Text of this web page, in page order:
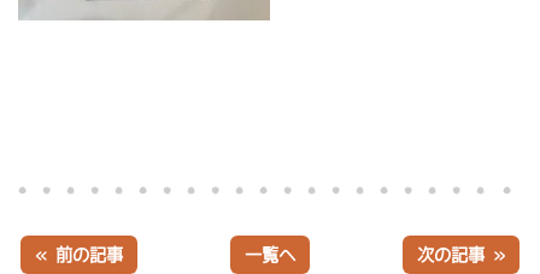
« 前の記事 一覧へ 次の記事 »